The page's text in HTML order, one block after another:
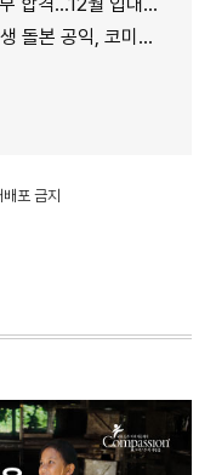
미디언 김규원이었다
포 금지